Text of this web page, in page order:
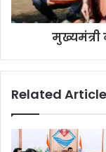
मुख्यमंत्री
Related